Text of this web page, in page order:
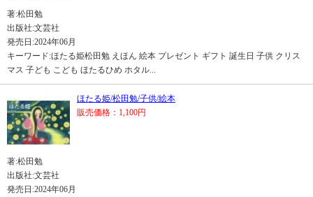
著:松田勉
出版社:文芸社
発売日:2024年06月
キーワード:ほたる姫松田勉 えほん 絵本 プレゼント ギフト 誕生日 子供 クリス
マス 子ども こども ほたるひめ ホタル...
ほたる姫/松田勉/子供/絵本
販売価格：1,100円
著:松田勉
出版社:文芸社
発売日:2024年06月